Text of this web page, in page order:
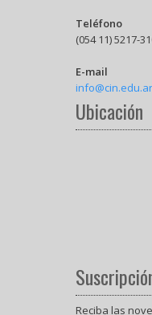
Teléfono
(054 11) 5217-
E-mail
info@cin.edu.ar
Ubicación
Reciba las